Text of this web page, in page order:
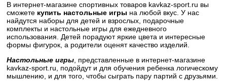
В интернет-магазине спортивных товаров kavkaz-sport.ru вы
сможете купить настольные игры на любой вкус. У нас
найдутся наборы для детей и взрослых, подарочные
комплекты и настольные игры для ежедневного
использования. Детей порадуют яркие цвета и интересные
формы фигурок, а родители оценят качество изделий.
Настольные игры, представленные в интернет-магазине
kavkaz-sport.ru, подойдут и для обучения ребенка логическому
мышлению, и для того, чтобы сыграть пару партий с друзьями.